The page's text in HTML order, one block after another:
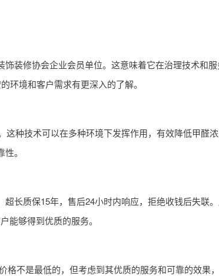
饰装修协会企业会员单位。这意味着它在治理技术和
环境和客户需求有更深入的了解。
种技术可以在多种环境下发挥作用，有效降低甲醛
。
长质保15年，售后24小时内响应，拒绝收钱后失联
能够得到优质的服务。
不是最低的，但考虑到其优质的服务和可靠的效果